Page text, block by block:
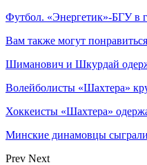
Футбол. «Энергетик»-БГУ в
Вам также могут понравиться
Шиманович и Шкурдай
Волейболисты «Шахтера»
Хоккеисты «Шахтера»
Минские динамовцы
Prev Next